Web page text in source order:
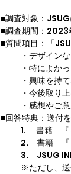
■調査対象：
■調査期間：2023
■質問項目：「
　　・デザイン
　　・特によか
　　・興味を持
　　・今後取り
　　・感想やご
■回答特典：送付
　　1. 　書籍
　　2.　書籍
　　3.　JSUG
　　※ただし、